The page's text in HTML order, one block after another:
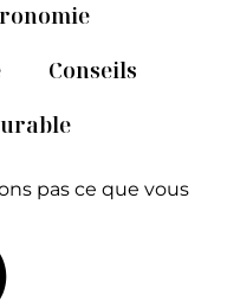
Conseils
pas ce que vous